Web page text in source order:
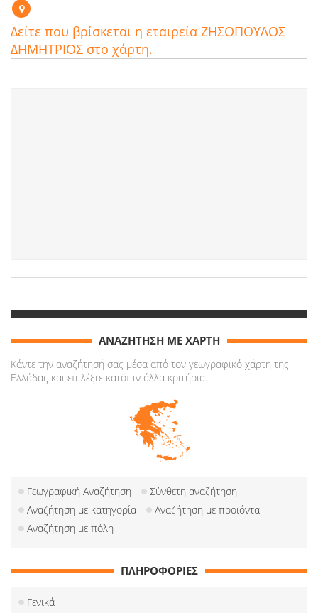
Δείτε που βρίσκεται η εταιρεία ΖΗΣΟΠΟΥΛΟΣ
ΔΗΜΗΤΡΙΟΣ στο χάρτη.
ΑΝΑΖΗΤΗΣΗ ΜΕ ΧΑΡΤΗ
Κάντε την αναζήτησή σας μέσα από τον γεωγραφικό χάρτη της
Ελλάδας και επιλέξτε κατόπιν άλλα κριτήρια.
Γεωγραφική Αναζήτηση
Σύνθετη αναζήτηση
Αναζήτηση με κατηγορία
Αναζήτηση με προιόντα
Αναζήτηση με πόλη
ΠΛΗΡΟΦΟΡΙΕΣ
Γενικά